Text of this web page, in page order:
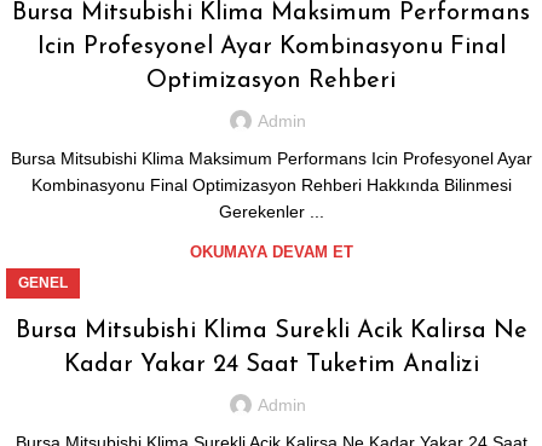
Bursa Mitsubishi Klima Maksimum Performans
Icin Profesyonel Ayar Kombinasyonu Final
Optimizasyon Rehberi
Admin
Bursa Mitsubishi Klima Maksimum Performans Icin Profesyonel Ayar
Kombinasyonu Final Optimizasyon Rehberi Hakkında Bilinmesi
Gerekenler ...
OKUMAYA DEVAM ET
GENEL
Bursa Mitsubishi Klima Surekli Acik Kalirsa Ne
Kadar Yakar 24 Saat Tuketim Analizi
Admin